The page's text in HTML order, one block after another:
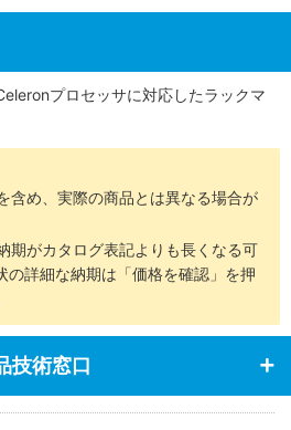
プロセッサに対応したラックマ
含め、実際の商品とは異なる場合が
期がカタログ表記よりも長くなる可
の詳細な納期は「価格を確認」を押
技術窓口